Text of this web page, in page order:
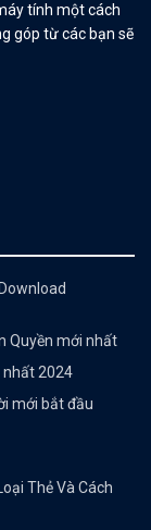
tính một cách
góp từ các bạn sẽ
Quyền mới nhất
nhất 2024
mới bắt đầu
Thẻ Và Cách